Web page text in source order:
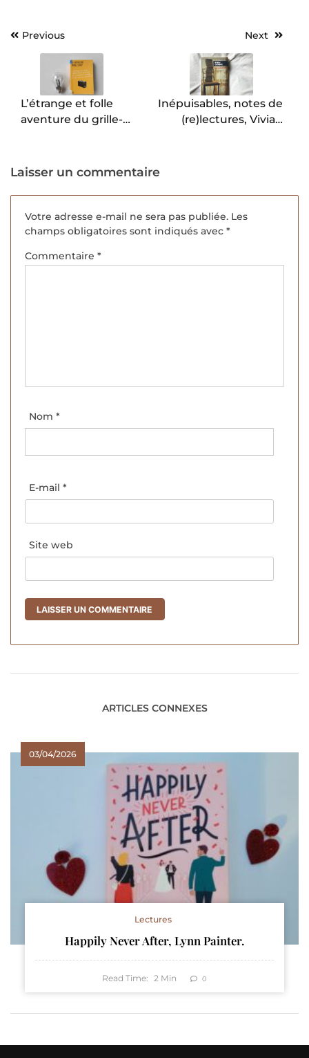
Navigation
l’article
Previous
L’étrange et folle
aventure du grille-
qui s’en servent, Gil
Charpy.
Next
Inépuisables, notes de
(re)lectures, Vivian
Laisser un commentaire
Votre adresse e-mail ne sera pas publiée. Les
champs obligatoires sont indiqués avec *
Commentaire *
Nom *
E-mail *
Site web
ARTICLES CONNEXES
03/04/2026
Lectures
Happily Never After, Lynn Painter.
Read Time: 2 Min 0